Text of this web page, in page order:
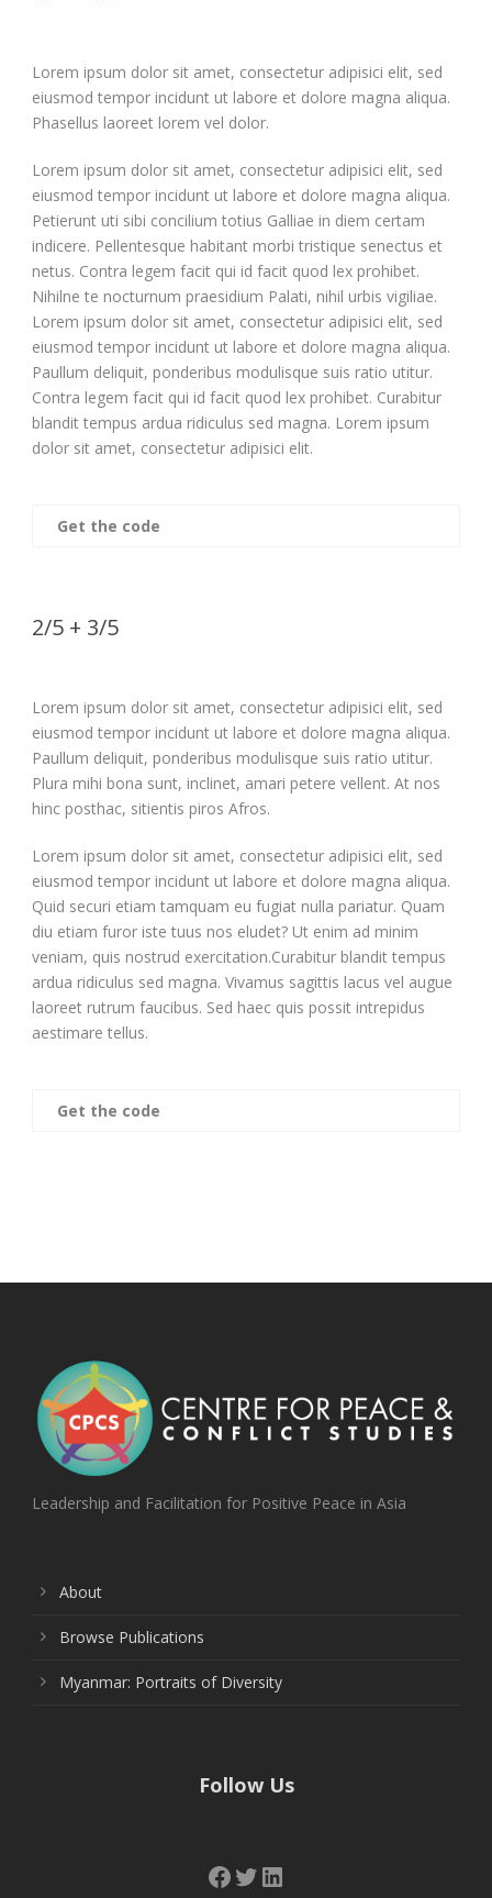
Lorem ipsum dolor sit amet, consectetur adipisici elit, sed
eiusmod tempor incidunt ut labore et dolore magna aliqua.
Phasellus laoreet lorem vel dolor.
Lorem ipsum dolor sit amet, consectetur adipisici elit, sed
eiusmod tempor incidunt ut labore et dolore magna aliqua.
Petierunt uti sibi concilium totius Galliae in diem certam
indicere. Pellentesque habitant morbi tristique senectus et
netus. Contra legem facit qui id facit quod lex prohibet.
Nihilne te nocturnum praesidium Palati, nihil urbis vigiliae.
Lorem ipsum dolor sit amet, consectetur adipisici elit, sed
eiusmod tempor incidunt ut labore et dolore magna aliqua.
Paullum deliquit, ponderibus modulisque suis ratio utitur.
Contra legem facit qui id facit quod lex prohibet. Curabitur
blandit tempus ardua ridiculus sed magna. Lorem ipsum
dolor sit amet, consectetur adipisici elit.
Get the code
2/5 + 3/5
Lorem ipsum dolor sit amet, consectetur adipisici elit, sed
eiusmod tempor incidunt ut labore et dolore magna aliqua.
Paullum deliquit, ponderibus modulisque suis ratio utitur.
Plura mihi bona sunt, inclinet, amari petere vellent. At nos
hinc posthac, sitientis piros Afros.
Lorem ipsum dolor sit amet, consectetur adipisici elit, sed
eiusmod tempor incidunt ut labore et dolore magna aliqua.
Quid securi etiam tamquam eu fugiat nulla pariatur. Quam
diu etiam furor iste tuus nos eludet? Ut enim ad minim
veniam, quis nostrud exercitation.Curabitur blandit tempus
ardua ridiculus sed magna. Vivamus sagittis lacus vel augue
laoreet rutrum faucibus. Sed haec quis possit intrepidus
aestimare tellus.
Get the code
Leadership and Facilitation for Positive Peace in Asia
About
Browse Publications
Myanmar: Portraits of Diversity
Follow Us